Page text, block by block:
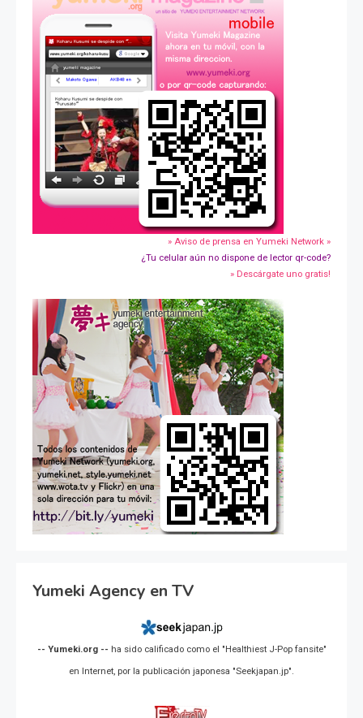
» Aviso de prensa en Yumeki Network »
¿Tu celular aún no dispone de lector qr-code?
» Descárgate uno gratis!
Yumeki Agency en TV
-- Yumeki.org -- ha sido calificado como el "Healthiest J-Pop fansite"
en Internet, por la publicación japonesa "Seekjapan.jp".